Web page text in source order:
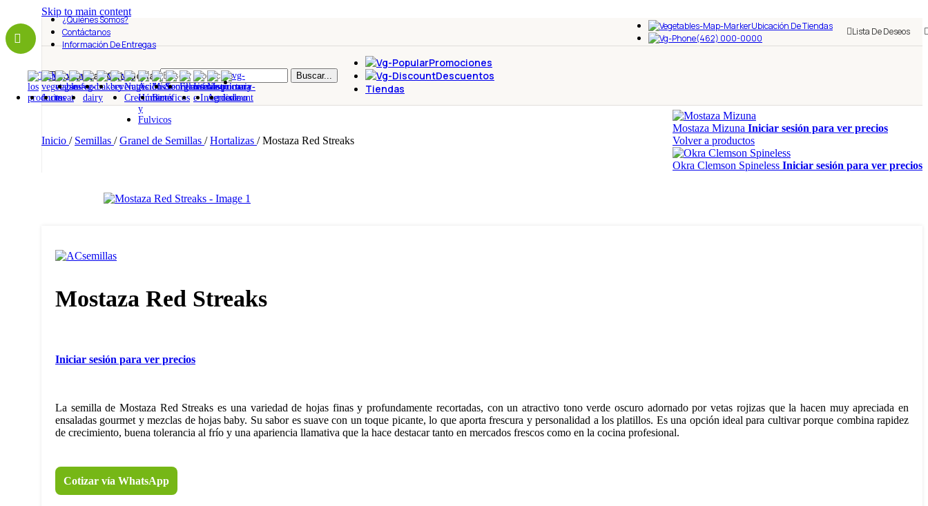
Skip to main content
¿Quiénes Somos?
Contáctanos
Información De Entregas
Ubicación De Tiendas
(462) 000-0000
Lista De Deseos
Todas Las Categorías Buscar...
Promociones
Descuentos
Tiendas
Inicio / Semillas / Granel de Semillas / Hortalizas / Mostaza Red Streaks
Mostaza Mizuna Iniciar sesión para ver precios
Volver a productos
Okra Clemson Spineless Iniciar sesión para ver precios
Mostaza Red Streaks
Iniciar sesión para ver precios
La semilla de Mostaza Red Streaks es una variedad de hojas finas y profundamente recortadas, con un atractivo tono verde oscuro adornado por vetas rojizas que la hacen muy apreciada en
ensaladas gourmet y mezclas de hojas baby. Su sabor es suave con un toque picante, lo que aporta frescura y personalidad a los platillos. Es una opción ideal para cultivar porque combina rapidez
de crecimiento, buena tolerancia al frío y una apariencia llamativa que la hace destacar tanto en mercados frescos como en la cocina profesional.
Cotizar vía WhatsApp